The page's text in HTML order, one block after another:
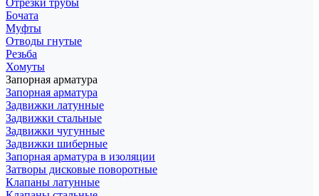
Отрезки трубы
Бочата
Муфты
Отводы гнутые
Резьба
Хомуты
Запорная арматура
Запорная арматура
Задвижки латунные
Задвижки стальные
Задвижки чугунные
Задвижки шиберные
Запорная арматура в изоляции
Затворы дисковые поворотные
Клапаны латунные